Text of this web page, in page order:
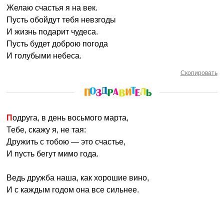
Желаю счастья я на век.
Пусть обойдут тебя невзгоды
И жизнь подарит чудеса.
Пусть будет доброю погода
И голубыми небеса.
Скопировать
Подруга, в день восьмого марта,
Тебе, скажу я, не тая:
Дружить с тобою — это счастье,
И пусть бегут мимо года.
Ведь дружба наша, как хорошие вино,
И с каждым годом она все сильнее.